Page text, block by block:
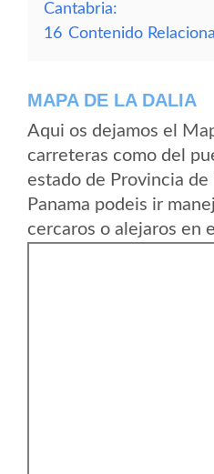
Cantabria:
16 Contenido
MAPA DE LA DALIA
Aqui os dejamos el
carreteras como del
estado de Provincia de
Panama podeis ir
cercaros o alejaros en